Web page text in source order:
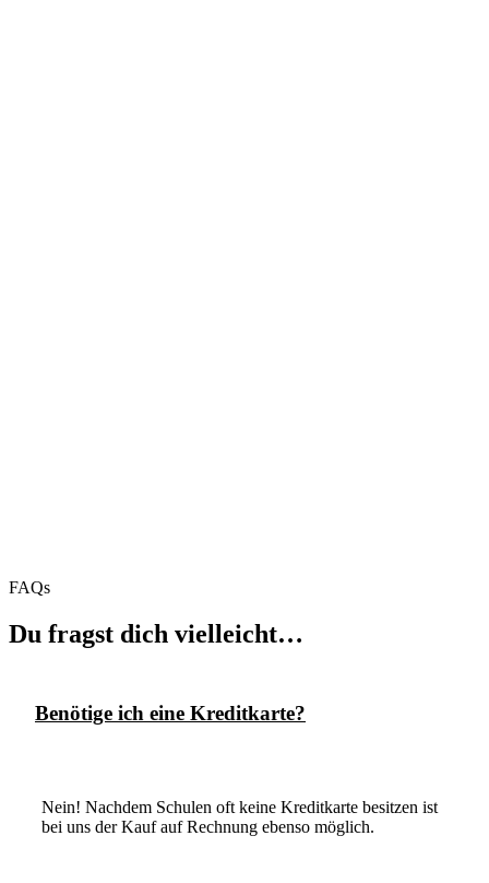
FAQs
Du fragst dich vielleicht…
Benötige ich eine Kreditkarte?
Nein! Nachdem Schulen oft keine Kreditkarte besitzen ist
bei uns der Kauf auf Rechnung ebenso möglich.